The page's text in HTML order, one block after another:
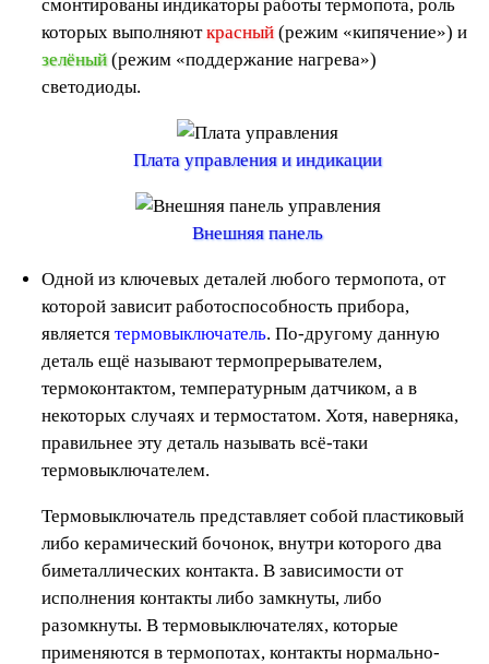
смонтированы индикаторы работы термопота, роль
которых выполняюткрасный (режим «кипячение») и
зелёный(режим «поддержание нагрева»)
светодиоды.
Плата управления и индикации
Внешняя панель
Одной из ключевых деталей любого термопота, от
которой зависит работоспособность прибора,
являетсятермовыключатель. По-другому данную
деталь ещё называют термопрерывателем,
термоконтактом, температурным датчиком, а в
некоторых случаях и термостатом. Хотя, наверняка,
правильнее эту деталь называть всё-таки
термовыключателем.
Термовыключатель представляет собой пластиковый
либо керамический бочонок, внутри которого два
биметаллических контакта. В зависимости от
исполнения контакты либо замкнуты, либо
разомкнуты. В термовыключателях, которые
применяются в термопотах, контакты нормально-